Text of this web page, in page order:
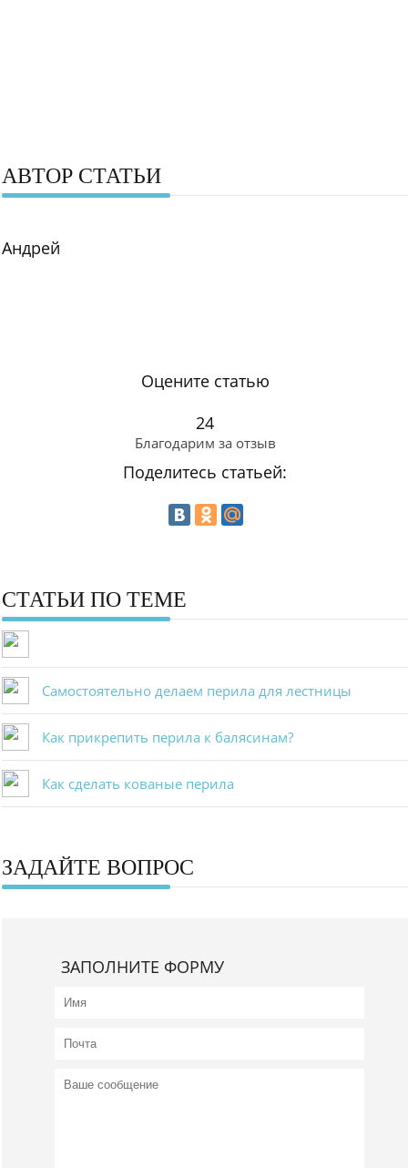
АВТОР СТАТЬИ
Андрей
Оцените статью
24
Благодарим за отзыв
Поделитесь статьей:
СТАТЬИ ПО ТЕМЕ
Самостоятельно делаем перила для лестницы
Как прикрепить перила к балясинам?
Как сделать кованые перила
ЗАДАЙТЕ ВОПРОС
ЗАПОЛНИТЕ ФОРМУ